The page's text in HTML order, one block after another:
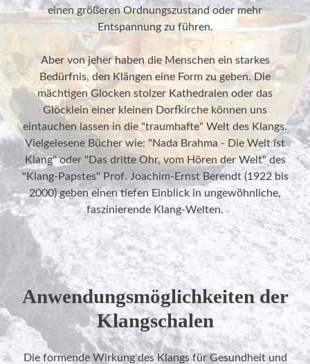
einen größeren Ordnungszustand oder mehr
Entspannung zu führen.
Aber von jeher haben die Menschen ein starkes
Bedürfnis, den Klängen eine Form zu geben. Die
mächtigen Glocken stolzer Kathedralen oder das
Glöcklein einer kleinen Dorfkirche können uns
eintauchen lassen in die "traumhafte" Welt des Klangs.
Vielgelesene Bücher wie: "Nada Brahma - Die Welt ist
Klang" oder "Das dritte Ohr, vom Hören der Welt" des
"Klang-Papstes" Prof. Joachim-Ernst Berendt (1922 bis
2000) geben einen tiefen Einblick in ungewöhnliche,
faszinierende Klang-Welten.
Anwendungsmöglichkeiten der
Klangschalen
Die formende Wirkung des Klangs für Gesundheit und